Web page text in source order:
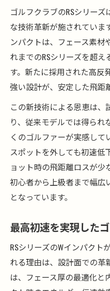
ゴルフクラブのRSシリー
な技術革新が施されていま
ンパクトは、フェース素材
れまでのRSシリーズを超
す。新たに採用された高反
強い設計が、安定した飛距
この新技術による恩恵は
り、従来モデルでは得ら
くのゴルファーが実感して
スポットを外しても初速低
ョット時の飛距離ロスが少
初心者から上級者まで幅広
となっています。
最高初速を実現した
RSシリーズのWインパクト
れる理由は、設計面での革
は、フェース厚の最適化と